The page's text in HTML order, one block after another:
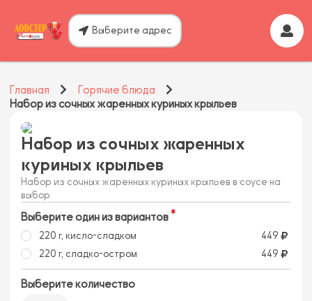
Выберите адрес
Главная
Горячие блюда
Набор из сочных жаренных куриных крыльев
Набор из сочных жаренных
куриных крыльев
Набор из сочных жаренных куриных крыльев в соусе на
выбор
Выберите один из вариантов
220 г, кисло-сладком
449
220 г, сладко-остром
449
Выберите количество